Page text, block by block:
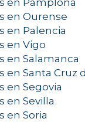
en Pamplona
en Ourense
en Palencia
en Vigo
en Salamanca
en Santa Cruz
en Segovia
en Sevilla
en Soria